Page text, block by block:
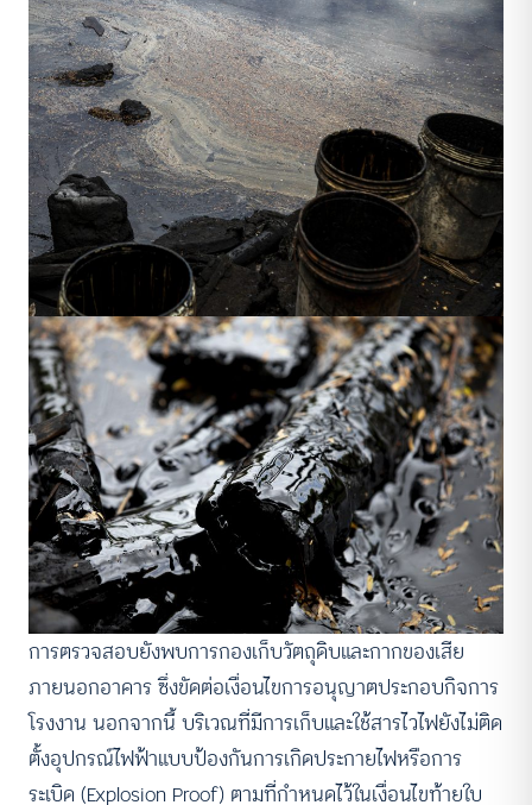
การตรวจสอบยังพบการกองเก็บวัตถุดิบและกากของเสีย
ภายนอกอาคาร ซึ่งขัดต่อเงื่อนไขการอนุญาตประกอบกิจการ
โรงงาน นอกจากนี้ บริเวณที่มีการเก็บและใช้สารไวไฟยังไม่ติด
ตั้งอุปกรณ์ไฟฟ้าแบบป้องกันการเกิดประกายไฟหรือการ
ระเบิด (Explosion Proof) ตามที่กำหนดไว้ในเงื่อนไขท้ายใบ